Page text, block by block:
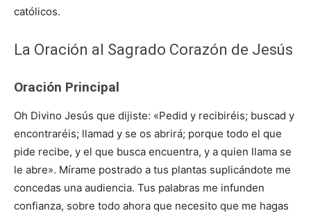
católicos.
La Oración al Sagrado Corazón de Jesús
Oración Principal
Oh Divino Jesús que dijiste: «Pedid y recibiréis; buscad y
encontraréis; llamad y se os abrirá; porque todo el que
pide recibe, y el que busca encuentra, y a quien llama se
le abre». Mírame postrado a tus plantas suplicándote me
concedas una audiencia. Tus palabras me infunden
confianza, sobre todo ahora que necesito que me hagas